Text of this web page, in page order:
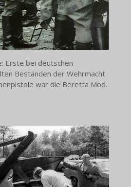
Erste bei deutschen
Beständen der Wehrmacht
war die Beretta Mod.